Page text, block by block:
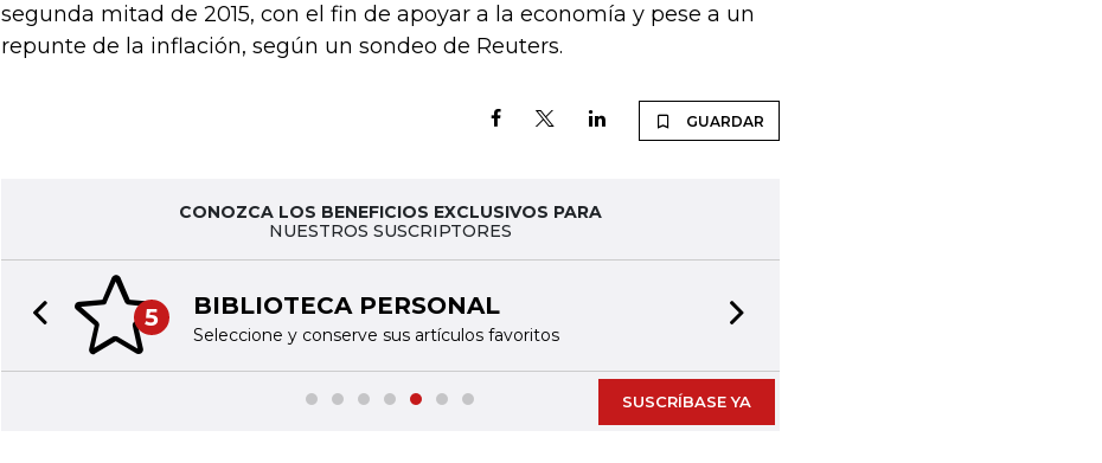
segunda mitad de 2015, con el fin de apoyar a la economía y pese a un
repunte de la inflación, según un sondeo de Reuters.
GUARDAR
CONOZCA LOS BENEFICIOS EXCLUSIVOS PARA
NUESTROS SUSCRIPTORES
5 BIBLIOTECA PERSONAL
Seleccione y conserve sus artículos favoritos
Previous slide
SUSCRÍBASE YA